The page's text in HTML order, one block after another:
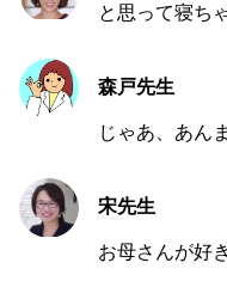
と思って寝ち
森戸先生
じゃあ、あん
宋先生
お母さんが好